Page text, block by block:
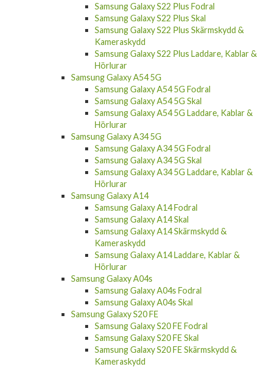
Samsung Galaxy S22 Plus Fodral
Samsung Galaxy S22 Plus Skal
Samsung Galaxy S22 Plus Skärmskydd &
Kameraskydd
Samsung Galaxy S22 Plus Laddare, Kablar &
Hörlurar
Samsung Galaxy A54 5G
Samsung Galaxy A54 5G Fodral
Samsung Galaxy A54 5G Skal
Samsung Galaxy A54 5G Laddare, Kablar &
Hörlurar
Samsung Galaxy A34 5G
Samsung Galaxy A34 5G Fodral
Samsung Galaxy A34 5G Skal
Samsung Galaxy A34 5G Laddare, Kablar &
Hörlurar
Samsung Galaxy A14
Samsung Galaxy A14 Fodral
Samsung Galaxy A14 Skal
Samsung Galaxy A14 Skärmskydd &
Kameraskydd
Samsung Galaxy A14 Laddare, Kablar &
Hörlurar
Samsung Galaxy A04s
Samsung Galaxy A04s Fodral
Samsung Galaxy A04s Skal
Samsung Galaxy S20 FE
Samsung Galaxy S20 FE Fodral
Samsung Galaxy S20 FE Skal
Samsung Galaxy S20 FE Skärmskydd &
Kameraskydd